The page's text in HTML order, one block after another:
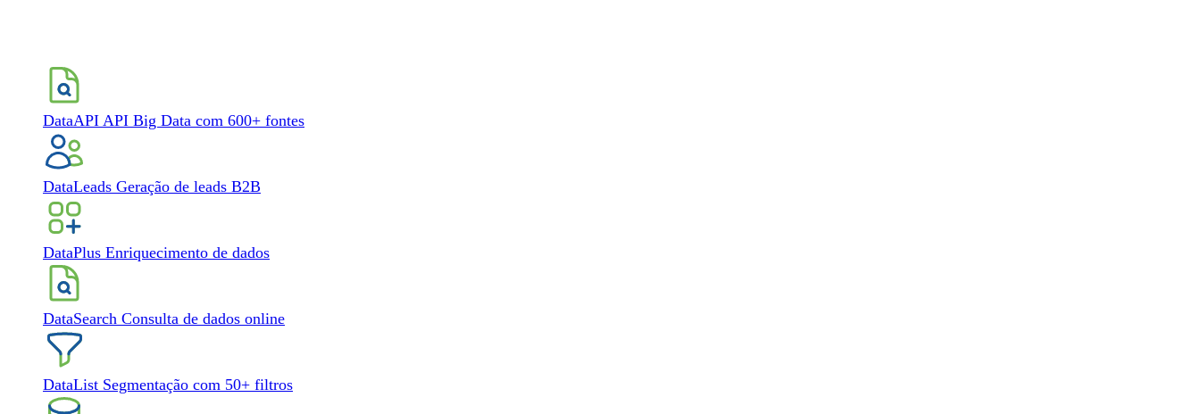
DataAPI API Big Data com 600+ fontes
DataLeads Geração de leads B2B
DataPlus Enriquecimento de dados
DataSearch Consulta de dados online
DataList Segmentação com 50+ filtros